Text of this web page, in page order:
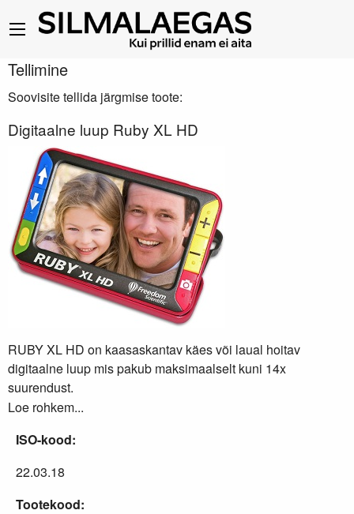
Tellimine
Soovisite tellida järgmise toote:
Digitaalne luup Ruby XL HD
RUBY XL HD on kaasaskantav käes või laual hoitav
digitaalne luup mis pakub maksimaalselt kuni 14x
suurendust.
Loe rohkem...
ISO-kood:
22.03.18
Tootekood: